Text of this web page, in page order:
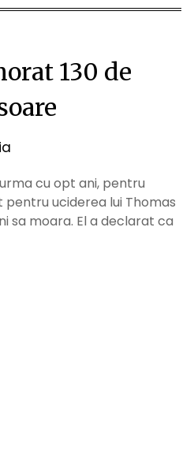
130 de
cu opt ani, pentru
uciderea lui Thomas
sa moara. El a declarat ca